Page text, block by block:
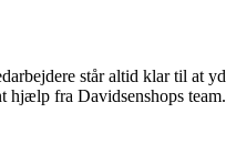
står altid klar til at
hjælp fra Davidsenshops team.